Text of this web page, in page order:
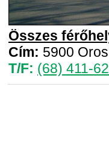
Összes
Cím: 5900
T/F: (68) 411-